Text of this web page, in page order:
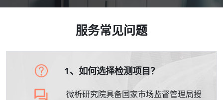
服务常见问题
1、如何选择检测项目？
微析研究院具备国家市场监督管理局授